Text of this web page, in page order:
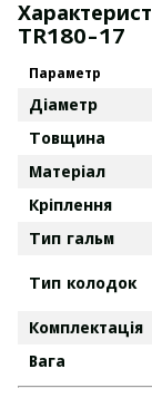
TR180-17
Параметр
Діаметр
Товщина
Матеріал
Кріплення
Тип гальм
Тип колодок
Комплектація
Вага